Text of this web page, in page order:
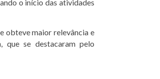
o início das atividades
obteve maior relevância e
que se destacaram pelo